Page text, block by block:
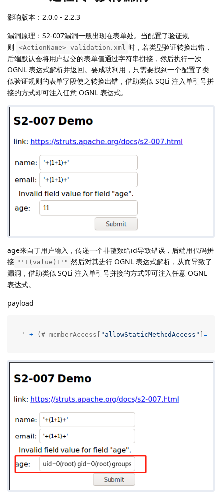
影响版本：2.0.0 - 2.2.3
漏洞原理：S2-007漏洞一般出现在表单处。当配置了验证规
则
<ActionName>-validation.xml 时，若类型验证转换出错，
后端默认会将用户提交的表单值通过字符串拼接，然后执行一次
OGNL 表达式解析并返回。要成功利用，只需要找到一个配置了类
似验证规则的表单字段使之转换出错，借助类似 SQLi 注入单引号拼
接的方式即可注入任意 OGNL 表达式。
age来自于用户输入，传递一个非整数给id导致错误，后端用代码拼
接 "'+(value)+'" 然后对其进行 OGNL 表达式解析，从而导致了
漏洞，借助类似 SQLi 注入单引号拼接的方式即可注入任意 OGNL
表达式。
payload
' + (#_memberAccess[ "allowStaticMethodAccess" ] =